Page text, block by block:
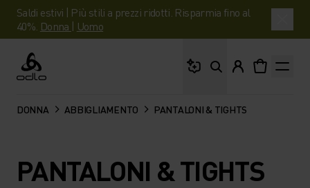
Saldi estivi | Più stili a prezzi ridotti. Risparmia fino al
40%. Donna | Uomo
Odlo
DONNA ABBIGLIAMENTO PANTALONI & TIGHTS
PANTALONI & TIGHTS